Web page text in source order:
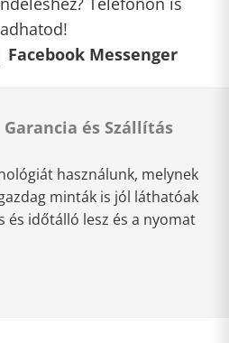
Facebook Messenger
Garancia és Szállítás
használunk, melynek
minták is jól láthatóak
és időtálló lesz és a nyomat